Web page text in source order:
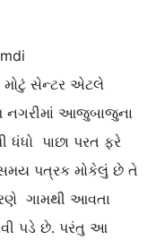
મોટું સેન્ટર એટલે
નગરીમાં આજુબાજુના
પાછા પરત ફરે
પત્રક મોકેલું છે તે
ગામથી આવતા
પડે છે. પરંતુ આ